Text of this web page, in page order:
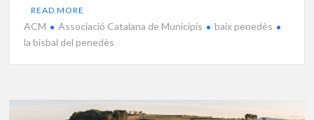
READ MORE
ACM Associació Catalana de Municipis
baix penedès
la bisbal del penedès